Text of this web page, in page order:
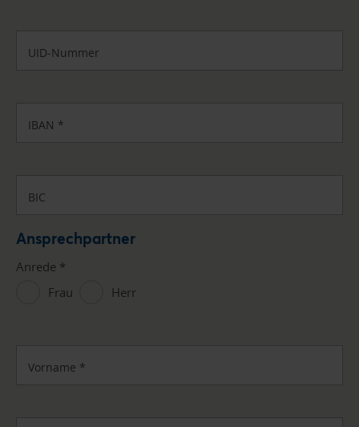
UID-Nummer
IBAN *
BIC
Ansprechpartner
Anrede *
Frau
Herr
Vorname *